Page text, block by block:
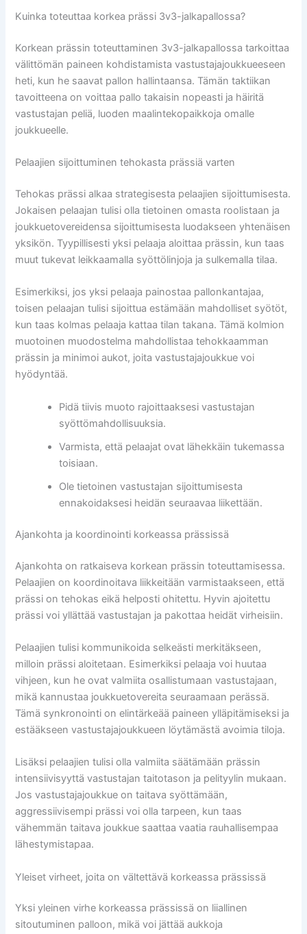
Kuinka toteuttaa korkea prässi 3v3-jalkapallossa?
Korkean prässin toteuttaminen 3v3-jalkapallossa tarkoittaa
välittömän paineen kohdistamista vastustajajoukkueeseen
heti, kun he saavat pallon hallintaansa. Tämän taktiikan
tavoitteena on voittaa pallo takaisin nopeasti ja häiritä
vastustajan peliä, luoden maalintekopaikkoja omalle
joukkueelle.
Pelaajien sijoittuminen tehokasta prässiä varten
Tehokas prässi alkaa strategisesta pelaajien sijoittumisesta.
Jokaisen pelaajan tulisi olla tietoinen omasta roolistaan ja
joukkuetovereidensa sijoittumisesta luodakseen yhtenäisen
yksikön. Tyypillisesti yksi pelaaja aloittaa prässin, kun taas
muut tukevat leikkaamalla syöttölinjoja ja sulkemalla tilaa.
Esimerkiksi, jos yksi pelaaja painostaa pallonkantajaa,
toisen pelaajan tulisi sijoittua estämään mahdolliset syötöt,
kun taas kolmas pelaaja kattaa tilan takana. Tämä kolmion
muotoinen muodostelma mahdollistaa tehokkaamman
prässin ja minimoi aukot, joita vastustajajoukkue voi
hyödyntää.
Pidä tiivis muoto rajoittaaksesi vastustajan
syöttömahdollisuuksia.
Varmista, että pelaajat ovat lähekkäin tukemassa
toisiaan.
Ole tietoinen vastustajan sijoittumisesta
ennakoidaksesi heidän seuraavaa liikettään.
Ajankohta ja koordinointi korkeassa prässissä
Ajankohta on ratkaiseva korkean prässin toteuttamisessa.
Pelaajien on koordinoitava liikkeitään varmistaakseen, että
prässi on tehokas eikä helposti ohitettu. Hyvin ajoitettu
prässi voi yllättää vastustajan ja pakottaa heidät virheisiin.
Pelaajien tulisi kommunikoida selkeästi merkitäkseen,
milloin prässi aloitetaan. Esimerkiksi pelaaja voi huutaa
vihjeen, kun he ovat valmiita osallistumaan vastustajaan,
mikä kannustaa joukkuetovereita seuraamaan perässä.
Tämä synkronointi on elintärkeää paineen ylläpitämiseksi ja
estääkseen vastustajajoukkueen löytämästä avoimia tiloja.
Lisäksi pelaajien tulisi olla valmiita säätämään prässin
intensiivisyyttä vastustajan taitotason ja pelityylin mukaan.
Jos vastustajajoukkue on taitava syöttämään,
aggressiivisempi prässi voi olla tarpeen, kun taas
vähemmän taitava joukkue saattaa vaatia rauhallisempaa
lähestymistapaa.
Yleiset virheet, joita on vältettävä korkeassa prässissä
Yksi yleinen virhe korkeassa prässissä on liiallinen
sitoutuminen palloon, mikä voi jättää aukkoja